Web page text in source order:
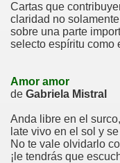
Cartas que
claridad no
sobre una parte
selecto espíritu como
Amor amor
de Gabriela Mistral
Anda libre en el
late vivo en el sol y
No te vale olvidarlo
¡le tendrás que